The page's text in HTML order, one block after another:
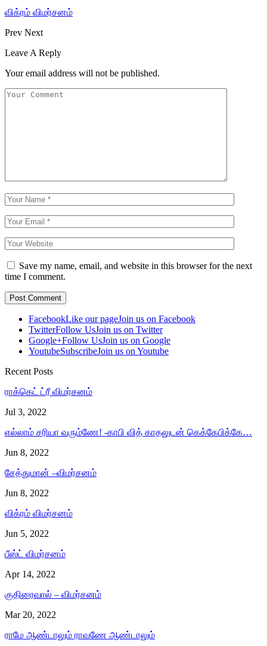
விக்ரம் விமர்சனம்
Prev Next
Leave A Reply
Your email address will not be published.
Save my name, email, and website in this browser for the next
time I comment.
FacebookLike our pageJoin us on Facebook
TwitterFollow UsJoin us on Twitter
Google+Follow UsJoin us on Google
YoutubeSubscribeJoin us on Youtube
Recent Posts
ராக்கெட் ட்ரீ விமர்சனம்
Jul 3, 2022
எல்லாம் சரியா வரும்ணே! -காபி வித் காதலுடன் கெக்கேபிக்கே…
Jun 8, 2022
சேத்துமான் –விமர்சனம்
Jun 8, 2022
விக்ரம் விமர்சனம்
Jun 5, 2022
பீஸ்ட் விமர்சனம்
Apr 14, 2022
குதிரைவால் – விமர்சனம்
Mar 20, 2022
ராமே ஆண்டாலும் ராவணே ஆண்டாலும்